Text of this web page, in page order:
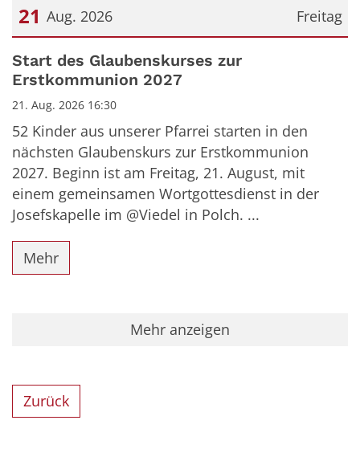
Freitag
21 Aug. 2026
Datum: 21. August 2026
Start des Glaubenskurses zur
Erstkommunion 2027
21. Aug. 2026 16:30
52 Kinder aus unserer Pfarrei starten in den
nächsten Glaubenskurs zur Erstkommunion
2027. Beginn ist am Freitag, 21. August, mit
einem gemeinsamen Wortgottesdienst in der
Josefskapelle im @Viedel in Polch. ...
Mehr
Mehr anzeigen
Zurück